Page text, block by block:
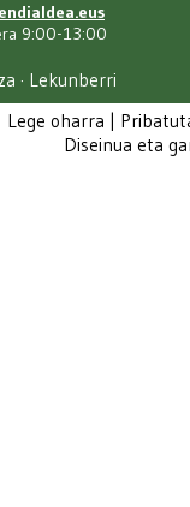
9:00-13:00
· Lekunberri
Lege oharra
Diseinua eta